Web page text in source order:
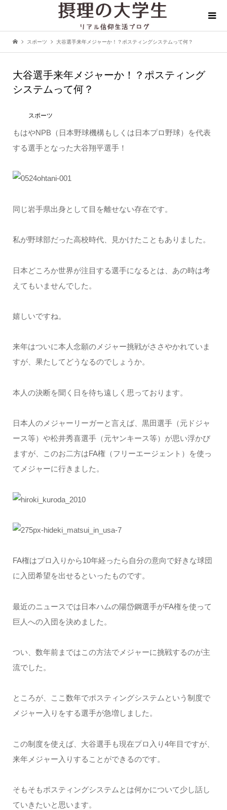
スポーツ 大谷選手来年メジャーか！？ポスティングシステムって何？
大谷選手来年メジャーか！？ポスティング
システムって何？
スポーツ
もはやNPB（日本野球機構もしくは日本プロ野球）を代表
する選手となった大谷翔平選手！
同じ岩手県出身として目を離せない存在です。
私が野球部だった高校時代、見かけたこともありました。
日本どころか世界が注目する選手になるとは、あの時は考
えてもいませんでした。
嬉しいですね。
来年はついに本人念願のメジャー挑戦がささやかれていま
すが、果たしてどうなるのでしょうか。
本人の決断を聞く日を待ち遠しく思っております。
日本人のメジャーリーガーと言えば、黒田選手（元ドジャ
ース等）や松井秀喜選手（元ヤンキース等）が思い浮かび
ますが、このお二方はFA権（フリーエージェント）を使っ
てメジャーに行きました。
FA権はプロ入りから10年経ったら自分の意向で好きな球団
に入団希望を出せるといったものです。
最近のニュースでは日本ハムの陽岱鋼選手がFA権を使って
巨人への入団を決めました。
つい、数年前まではこの方法でメジャーに挑戦するのが主
流でした。
ところが、ここ数年でポスティングシステムという制度で
メジャー入りをする選手が急増しました。
この制度を使えば、大谷選手も現在プロ入り4年目ですが、
来年メジャー入りすることができるのです。
そもそもポスティングシステムとは何かについて少し話し
ていきたいと思います。